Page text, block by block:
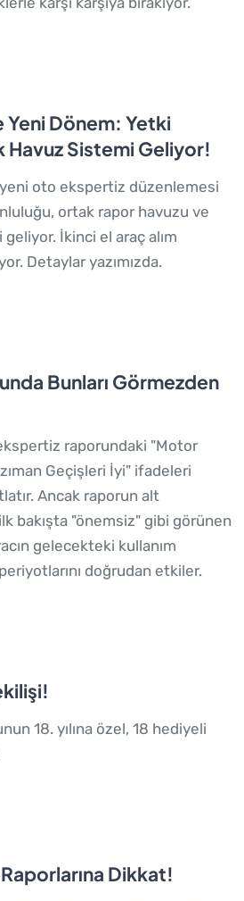
Dönem: Yetki
Havuz Sistemi Geliyor!
yeni oto ekspertiz düzenlemesi
ortak rapor havuzu ve
İkinci el araç alım
Detaylar yazımızda.
Bunları Görmezden
raporundaki "Motor
Geçişleri İyi" ifadeleri
Ancak raporun alt
bakışta "önemsiz" gibi görünen
gelecekteki kullanım
doğrudan etkiler.
18. yılına özel, 18 hediyeli
Dikkat!